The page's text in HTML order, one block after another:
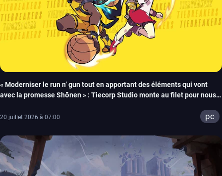
« Moderniser le run n’ gun tout en apportant des éléments qui vont
avec la promesse Shōnen » : Tiecorp Studio monte au filet pour nous
20 juillet 2026 à 07:00 pc